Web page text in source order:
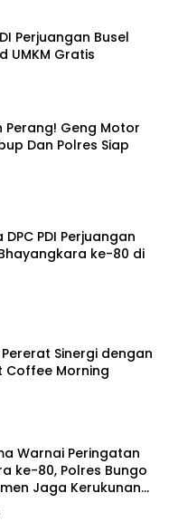
Perjuangan Busel
UMKM Gratis
Perang! Geng Motor
Dan Polres Siap
PDI Perjuangan
ke-80 di
Sinergi dengan
Coffee Morning
Warnai Peringatan
ke-80, Polres Bungo
Jaga Kerukunan